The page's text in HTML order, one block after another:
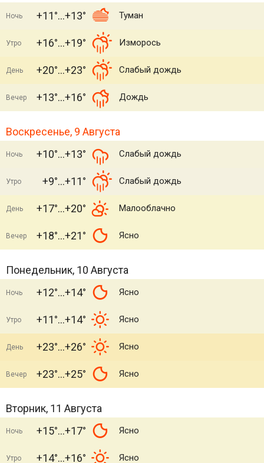
Ночь +11° +13° Туман
Утро +16° +19° Изморось
День +20° +23° Слабый дождь
Вечер +13° +16° Дождь
Воскресенье, 9 Августа
Ночь +10° +13° Слабый дождь
Утро +9° +11° Слабый дождь
День +17° +20° Малооблачно
Вечер +18° +21° Ясно
Понедельник, 10 Августа
Ночь +12° +14° Ясно
Утро +11° +14° Ясно
День +23° +26° Ясно
Вечер +23° +25° Ясно
Вторник, 11 Августа
Ночь +15° +17° Ясно
Утро +14° +16° Ясно